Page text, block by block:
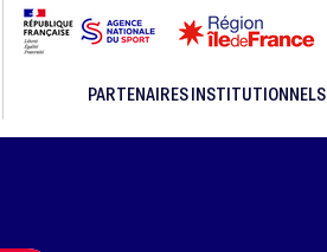
PARTENAIRES INSTITUTIONNELS